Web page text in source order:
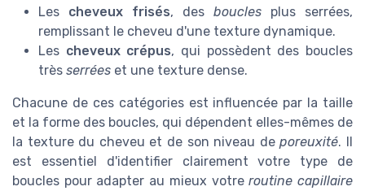
Les cheveux frisés, des boucles plus serrées,
remplissant le cheveu d'une texture dynamique.
Les cheveux crépus, qui possèdent des boucles
très serrées et une texture dense.
Chacune de ces catégories est influencée par la taille
et la forme des boucles, qui dépendent elles-mêmes de
la texture du cheveu et de son niveau deporeuxité. Il
est essentiel d'identifier clairement votre type de
boucles pour adapter au mieux votreroutine capillaire